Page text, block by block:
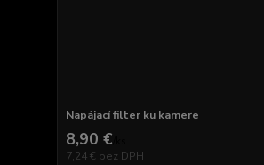
Napájací filter ku kamere
8,90 €
7,24 € bez DPH